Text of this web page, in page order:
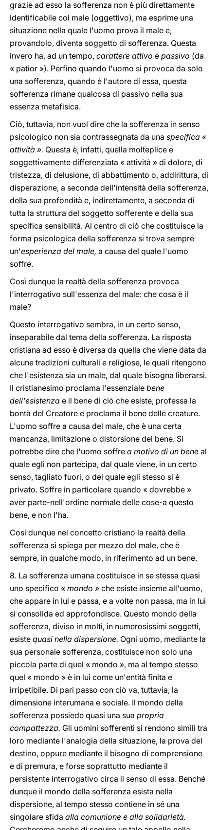
grazie ad esso la sofferenza non è più direttamente
identificabile col male (oggettivo), ma esprime una
situazione nella quale l'uomo prova il male e,
provandolo, diventa soggetto di sofferenza. Questa
invero ha, ad un tempo, carattere attivo e passivo (da
« patior »). Perfino quando l'uomo si provoca da solo
una sofferenza, quando è l'autore di essa, questa
sofferenza rimane qualcosa di passivo nella sua
essenza metafisica.
Ciò, tuttavia, non vuol dire che la sofferenza in senso
psicologico non sia contrassegnata da una specifica «
attività ». Questa è, infatti, quella molteplice e
soggettivamente differenziata « attività » di dolore, di
tristezza, di delusione, di abbattimento o, addirittura, di
disperazione, a seconda dell'intensità della sofferenza,
della sua profondità e, indirettamente, a seconda di
tutta la struttura del soggetto sofferente e della sua
specifica sensibilità. Al centro di ciò che costituisce la
forma psicologica della sofferenza si trova sempre
un'esperienza del male, a causa del quale l'uomo
soffre.
Così dunque la realtà della sofferenza provoca
l'interrogativo sull'essenza del male: che cosa è il
male?
Questo interrogativo sembra, in un certo senso,
inseparabile dal tema della sofferenza. La risposta
cristiana ad esso è diversa da quella che viene data da
alcune tradizioni culturali e religiose, le quali ritengono
che l'esistenza sia un male, dal quale bisogna liberarsi.
Il cristianesimo proclama l'essenziale bene
dell'esistenza e il bene di ciò che esiste, professa la
bontà del Creatore e proclama il bene delle creature.
L'uomo soffre a causa del male, che è una certa
mancanza, limitazione o distorsione del bene. Si
potrebbe dire che l'uomo soffre a motivo di un bene al
quale egli non partecipa, dal quale viene, in un certo
senso, tagliato fuori, o del quale egli stesso si è
privato. Soffre in particolare quando « dovrebbe »
aver parte-nell'ordine normale delle cose-a questo
bene, e non l'ha.
Cosi dunque nel concetto cristiano la realtà della
sofferenza si spiega per mezzo del male, che è
sempre, in qualche modo, in riferimento ad un bene.
8. La sofferenza umana costituisce in se stessa quasi
uno specifico « mondo » che esiste insieme all'uomo,
che appare in lui e passa, e a volte non passa, ma in lui
si consolida ed approfondisce. Questo mondo della
sofferenza, diviso in molti, in numerosissimi soggetti,
esiste quasi nella dispersione. Ogni uomo, mediante la
sua personale sofferenza, costituisce non solo una
piccola parte di quel « mondo », ma al tempo stesso
quel « mondo » è in lui come un'entità finita e
irripetibile. Di pari passo con ciò va, tuttavia, la
dimensione interumana e sociale. Il mondo della
sofferenza possiede quasi una sua propria
compattezza. Gli uomini sofferenti si rendono simili tra
loro mediante l'analogia della situazione, la prova del
destino, oppure mediante il bisogno di comprensione
e di premura, e forse soprattutto mediante il
persistente interrogativo circa il senso di essa. Benché
dunque il mondo della sofferenza esista nella
dispersione, al tempo stesso contiene in sé una
singolare sfida alla comunione e alla solidarietà.